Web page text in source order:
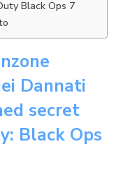
Black Ops 7
Dannati
secret
Black Ops